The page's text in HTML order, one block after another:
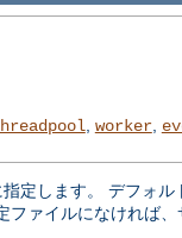
worker,
定します。 デフォ
ァイルになければ